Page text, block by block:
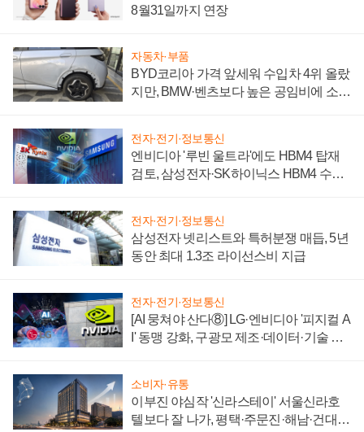
8월31일까지 연장
자동차·부품
BYD코리아 가격 앞세워 수입차 4위 올랐
지만, BMW·벤츠보다 높은 공임비에 소비
전자·전기·정보통신
엔비디아 '루빈 울트라'에도 HBM4 탑재
검토, 삼성전자·SK하이닉스 HBM4 수율
전자·전기·정보통신
삼성전자 넷리스트와 특허분쟁 매듭, 5년
동안 최대 1.3조 라이선스비 지급
전자·전기·정보통신
[AI 뭉쳐야 산다⑧] LG·엔비디아 '피지컬 A
I' 동맹 강화, 구광모 제조·데이터·기술 결
소비자·유통
이부진 야심작 '신라스테이' 서울신라호
텔보다 잘 나가, 평택·주문진·해남·건대로